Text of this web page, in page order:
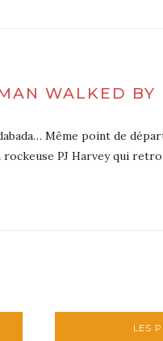
WALKED BY
Même point de
rockeuse PJ Harvey qui
LES